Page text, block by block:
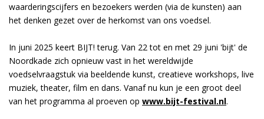
waarderingscijfers en bezoekers werden (via de kunsten) aan
het denken gezet over de herkomst van ons voedsel.
In juni 2025 keert BIJT! terug. Van 22 tot en met 29 juni 'bijt' de
Noordkade zich opnieuw vast in het wereldwijde
voedselvraagstuk via beeldende kunst, creatieve workshops, live
muziek, theater, film en dans. Vanaf nu kun je een groot deel
van het programma al proeven op www.bijt-festival.nl.